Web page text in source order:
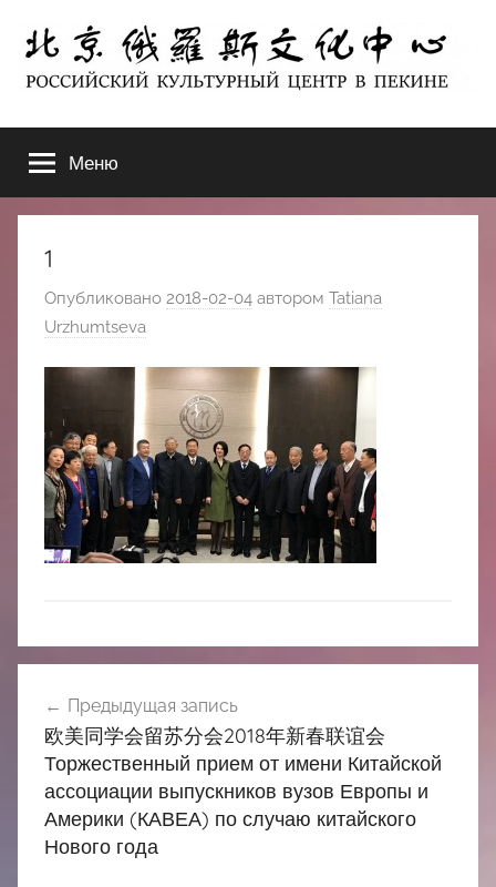
содержимому
北
京
俄
罗
斯
化
中
心
ЦЕНТР
В
ПЕКИНЕ
Меню
1
Опубликовано 2018-02-04 автором Tatiana
Urzhumtseva
по
записям
Предыдущая запись
欧美同学会留苏分会2018年新春联谊会
Торжественный прием от имени Китайской
ассоциации выпускников вузов Европы и
Америки (КАВЕА) по случаю китайского
Нового года